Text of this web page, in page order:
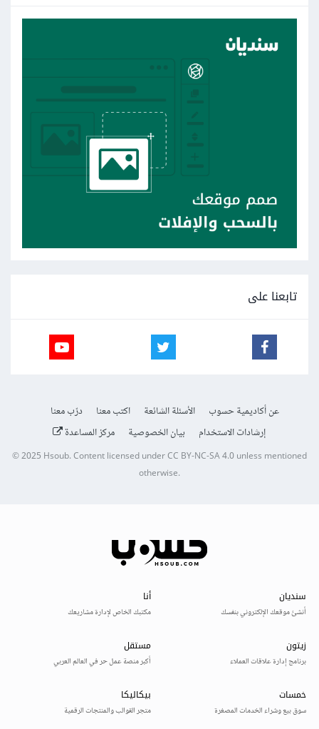
تابعنا على
عن أكاديمية حسوب الأسئلة الشائعة اكتب معنا
درّب معنا
إرشادات الاستخدام
بيان الخصوصية مركز المساعدة
© 2025Hsoub.Content licensed underCC BY-NC-SA 4.0unless mentioned
otherwise.